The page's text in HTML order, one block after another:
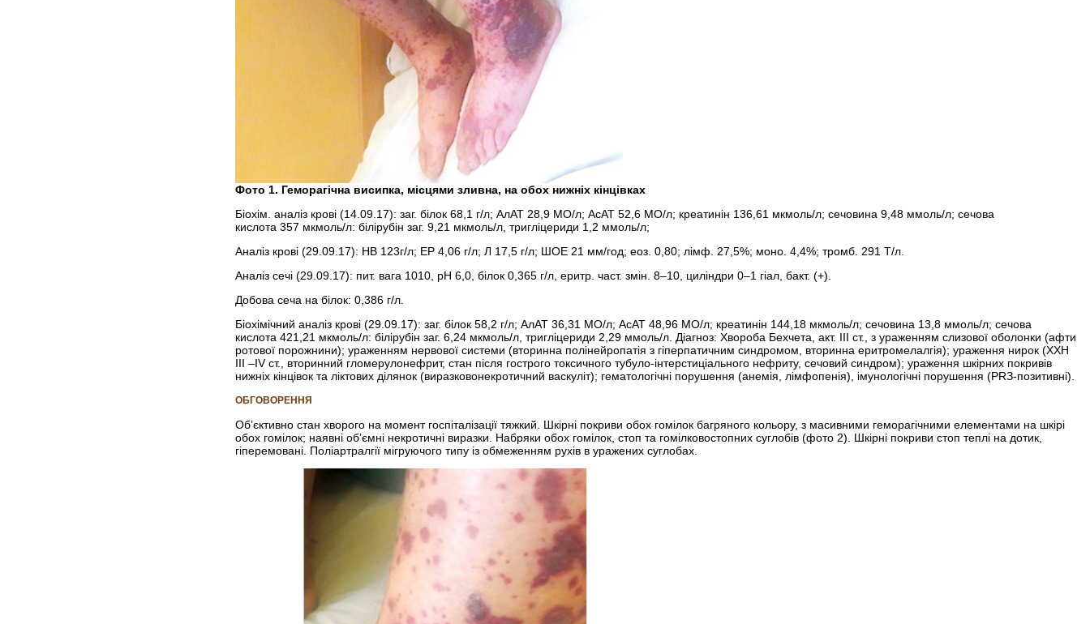
Фото 1. Геморагічна висипка, місцями зливна, на обох нижніх кінцівках
Біохім. аналіз крові (14.09.17): заг. білок 68,1 г/л; АлАТ 28,9 МО/л; АсАТ 52,6 МО/л; креатинін 136,61 мкмоль/л; сечовина 9,48 ммоль/л; сечова
кислота 357 мкмоль/л: білірубін заг. 9,21 мкмоль/л, тригліцериди 1,2 ммоль/л;
Аналіз крові (29.09.17): НВ 123г/л; ЕР 4,06 г/л; Л 17,5 г/л; ШОЕ 21 мм/год; еоз. 0,80; лімф. 27,5%; моно. 4,4%; тромб. 291 Т/л.
Аналіз сечі (29.09.17): пит. вага 1010, рН 6,0, білок 0,365 г/л, еритр. част. змін. 8–10, циліндри 0–1 гіал, бакт. (+).
Добова сеча на білок: 0,386 г/л.
Біохімічний аналіз крові (29.09.17): заг. білок 58,2 г/л; АлАТ 36,31 МО/л; АсАТ 48,96 МО/л; креатинін 144,18 мкмоль/л; сечовина 13,8 ммоль/л; сечова
кислота 421,21 мкмоль/л: білірубін заг. 6,24 мкмоль/л, тригліцериди 2,29 ммоль/л. Діагноз: Хвороба Бехчета, акт. ІІІ ст., з ураженням слизової оболонки (афти
ротової порожнини); ураженням нервової системи (вторинна полінейропатія з гіперпатичним синдромом, вторинна еритромелалгія); ураження нирок (ХХН
ІІІ –ІV ст., вторинний гломерулонефрит, стан після гострого токсичного тубуло-інтерстиціального нефриту, сечовий синдром); ураження шкірних покривів
нижніх кінцівок та ліктових ділянок (виразковонекротичний васкуліт); гематологічні порушення (анемія, лімфопенія), імунологічні порушення (PRЗ-позитивні).
ОБГОВОРЕННЯ
Об’єктивно стан хворого на момент госпіталізації тяжкий. Шкірні покриви обох гомілок багряного кольору, з масивними геморагічними елементами на шкірі
обох гомілок; наявні об’ємні некротичні виразки. Набряки обох гомілок, стоп та гомілково­стопних суглобів (фото 2). Шкірні покриви стоп теплі на дотик,
гіперемовані. Поліартралгії мігруючого типу із обмеженням рухів в уражених суглобах.